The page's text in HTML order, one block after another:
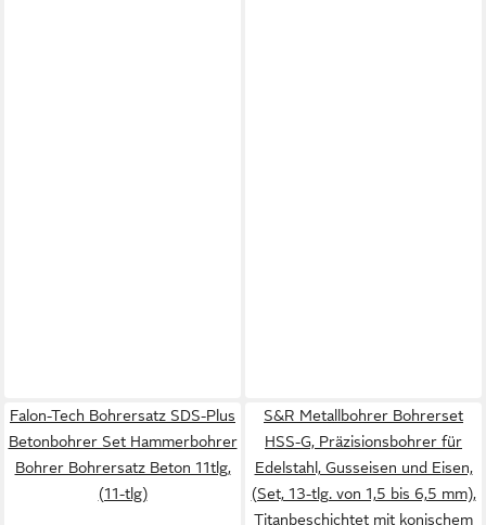
Falon-Tech Bohrersatz SDS-Plus
Betonbohrer Set Hammerbohrer
Bohrer Bohrersatz Beton 11tlg,
(11-tlg)
S&R Metallbohrer Bohrerset
HSS-G, Präzisionsbohrer für
Edelstahl, Gusseisen und Eisen,
(Set, 13-tlg. von 1,5 bis 6,5 mm),
Titanbeschichtet mit konischem